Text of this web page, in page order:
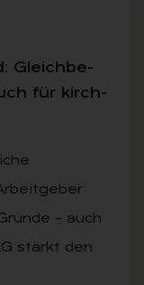
Gleich­be­
für kirch­
– auch
stärkt den